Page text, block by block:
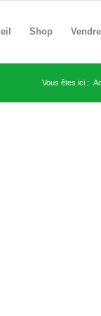
Shop Vendre
Vous êtes ici :